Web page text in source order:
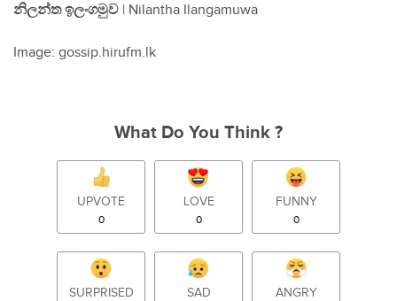
නිලන්ත ඉලංගමුව | Nilantha Ilangamuwa
Image: gossip.hirufm.lk
What Do You Think ?
UPVOTE
0
LOVE
0
FUNNY
0
SURPRISED SAD ANGRY